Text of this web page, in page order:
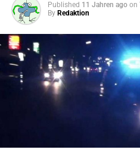
Published 11 Jahren ago on
By Redaktion